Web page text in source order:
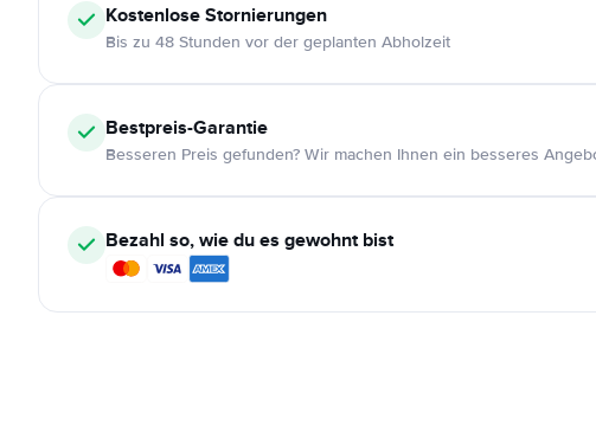
KostenloseStornierungen
Bis zu 48 Stunden vor der geplanten Abholzeit
Bestpreis-Garantie
Besseren Preis gefunden? Wir machen Ihnen ein besseres
Bezahl so, wie du es gewohnt bist